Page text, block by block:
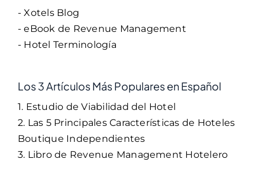
- Xotels Blog
- eBook de Revenue Management
- Hotel Terminología
Los 3 Artículos Más Populares en Español
1. Estudio de Viabilidad del Hotel
2. Las 5 Principales Características de Hoteles
Boutique Independientes
3. Libro de Revenue Management Hotelero